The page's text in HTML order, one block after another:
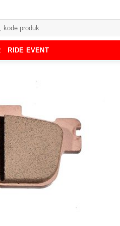
RIDE EVENT